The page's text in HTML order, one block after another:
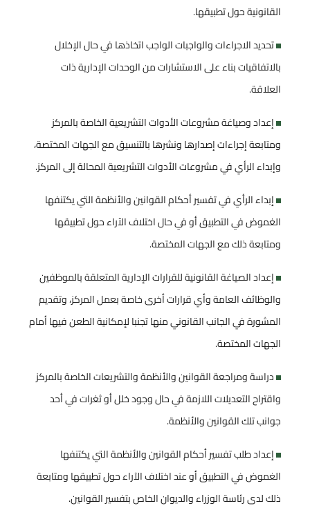
القانونية حول تطبيقها.
تحديد الاجراءات والواجبات الواجب اتخاذها في حال الإخلال
بالاتفاقيات بناء على الاستشارات من الوحدات الإدارية ذات
العلاقة.
إعداد وصياغة مشروعات الأدوات التشريعية الخاصة بالمركز
ومتابعة إجراءات إصدارها ونشرها بالتنسيق مع الجهات المختصة،
وإبداء الرأي في مشروعات الأدوات التشريعية المحالة إلى المركز.
إبداء الرأي في تفسير أحكام القوانين والأنظمة التي يكتنفها
الغموض في التطبيق أو في حال اختلاف الآراء حول تطبيقها
ومتابعة ذلك مع الجهات المختصة.
إعداد الصياغة القانونية للقرارات الإدارية المتعلقة بالموظفين
والوظائف العامة وأي قرارات أخرى خاصة بعمل المركز، وتقديم
المشورة في الجانب القانوني منها تجنبا لإمكانية الطعن فيها أمام
الجهات المختصة.
دراسة ومراجعة القوانين والأنظمة والتشريعات الخاصة بالمركز
واقتراح التعديلات اللازمة في حال وجود خلل أو ثغرات في أحد
جوانب تلك القوانين والأنظمة.
إعداد طلب تفسير أحكام القوانين والأنظمة التي يكتنفها
الغموض في التطبيق أو عند اختلاف الآراء حول تطبيقها ومتابعة
ذلك لدى رئاسة الوزراء والديوان الخاص بتفسير القوانين.